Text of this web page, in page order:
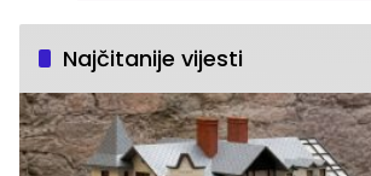
Najčitanije vijesti